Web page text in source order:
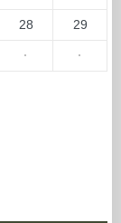
28 29
· ·